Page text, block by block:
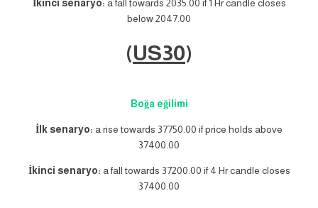
İkinci senaryo: a fall towards 2035.00 if 1 Hr candle closes
below 2047.00
(US30)
Boğa eğilimi
İlk senaryo: a rise towards 37750.00 if price holds above
37400.00
İkinci senaryo: a fall towards 37200.00 if 4 Hr candle closes
37400.00